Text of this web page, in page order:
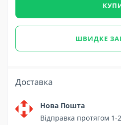
ШВИДКЕ
Доставка
Нова Пошта
Відправка протягом 1-